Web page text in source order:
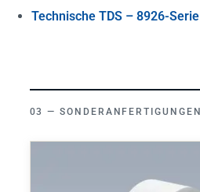
Technische TDS – 8926-Serie
SONDERANFERTIGUNGEN